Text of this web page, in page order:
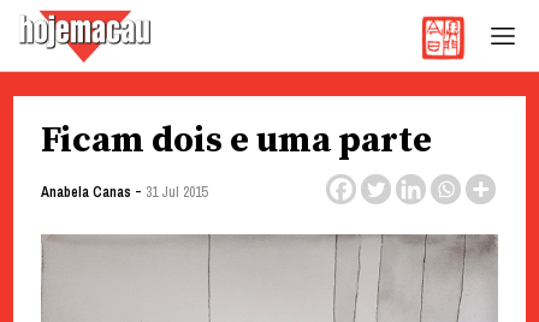
Ficam dois e uma parte
Anabela Canas - 31 Jul 2015